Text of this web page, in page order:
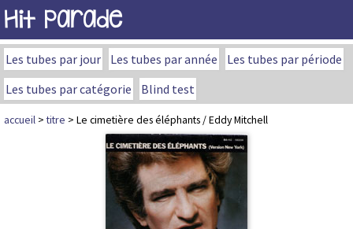
Hit Parade
Les tubes par jour Les tubes par année
Les tubes par période
Les tubes par catégorie
Blind test
accueil >titre > Le cimetière des éléphants / Eddy Mitchell